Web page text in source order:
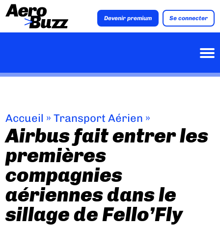
Devenir premium Se connecter
Accueil »Transport Aérien »
Airbus fait entrer les
premières
compagnies
aériennes dans le
sillage de Fello’Fly